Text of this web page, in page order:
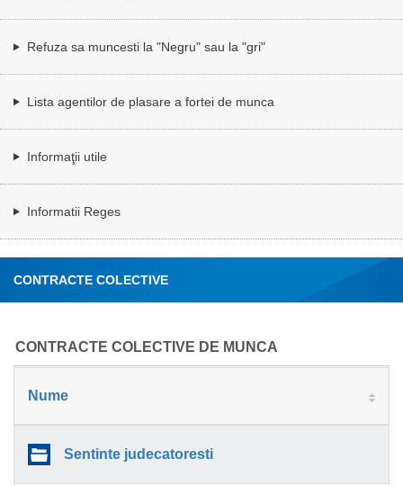
Refuza sa muncesti la "Negru" sau la "gri"
Lista agentilor de plasare a fortei de munca
Informaţii utile
Informatii Reges
CONTRACTE COLECTIVE
CONTRACTE COLECTIVE DE MUNCA
Nume
Sentinte judecatoresti